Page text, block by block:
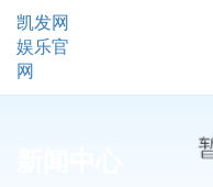
凯发网
娱乐官
网